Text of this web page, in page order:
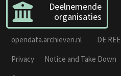
Deelnemende
organisaties
opendata.archieven.nl DE REE
Privacy
Notice and Take Down